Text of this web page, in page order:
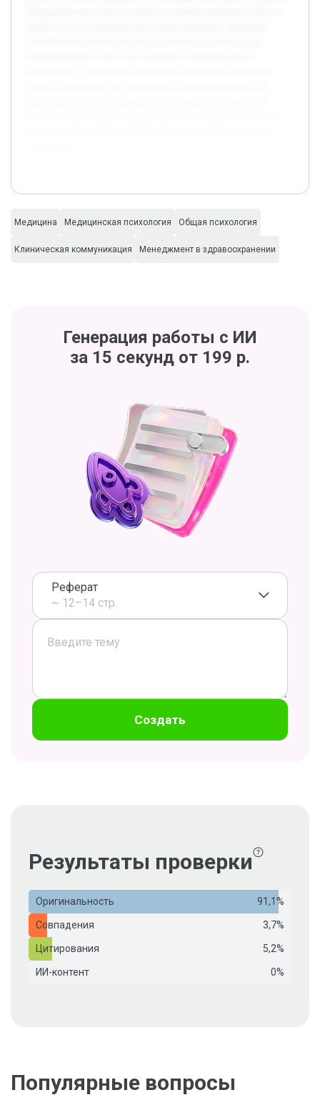
Медицина Медицинская психология Общая психология
Клиническая коммуникация Менеджмент в здравоохранении
Генерация работы с ИИ
за 15 секунд от 199 р.
Реферат
~ 12–14 стр.
Создать
Результаты проверки
Оригинальность 91,1%
Совпадения 3,7%
Цитирования 5,2%
ИИ-контент 0%
Популярные вопросы